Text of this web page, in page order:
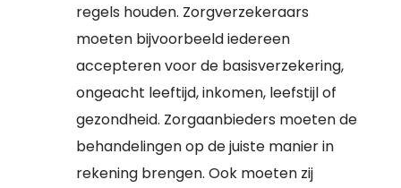
regels houden. Zorgverzekeraars
moeten bijvoorbeeld iedereen
accepteren voor de basisverzekering,
ongeacht leeftijd, inkomen, leefstijl of
gezondheid. Zorgaanbieders moeten de
behandelingen op de juiste manier in
rekening brengen. Ook moeten zij